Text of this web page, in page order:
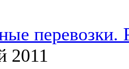
перевозки.
2011